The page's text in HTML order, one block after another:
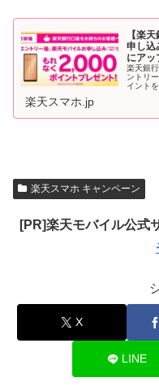
【楽
申し
にアッ
楽天銀
ントリ
イント
楽天スマホ.jp
楽天スマホ キャンペーン
[PR]楽天モバイル公式
X
LINE